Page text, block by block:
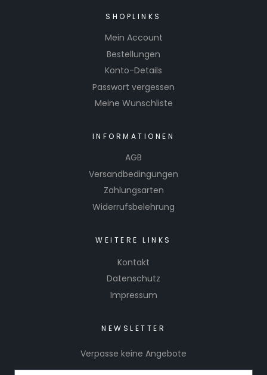
SHOPLINKS
Mein Account
Bestellungen
Konto-Details
Passwort vergessen
Meine Wunschliste
INFORMATIONEN
AGB
Versandbedingungen
Zahlungsarten
Widerrufsbelehrung
WEITERE LINKS
Kontakt
Datenschutz
Impressum
NEWSLETTER
Verpasse keine Angebote